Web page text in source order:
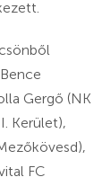
Gergő (NK
Kerület),
FC